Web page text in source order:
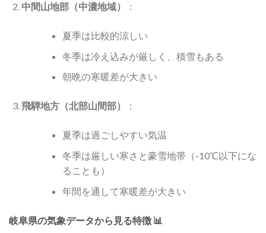
中間山地部（中濃地域） ：
夏季は比較的涼しい
冬季は冷え込みが厳しく、積雪もある
朝晩の寒暖差が大きい
飛騨地方（北部山間部） ：
夏季は過ごしやすい気温
冬季は厳しい寒さと豪雪地帯（-10℃以下にな
ることも）
年間を通して寒暖差が大きい
岐阜県の気象データから見る特徴 📊